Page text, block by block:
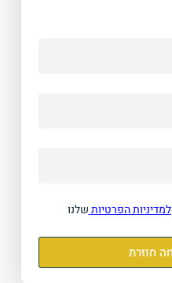
למדיניות הפרטיותשלנו
חוזרת